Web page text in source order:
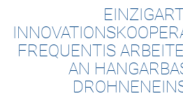
FREQUENTIS
AN